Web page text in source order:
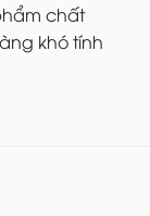
chất
khó tính